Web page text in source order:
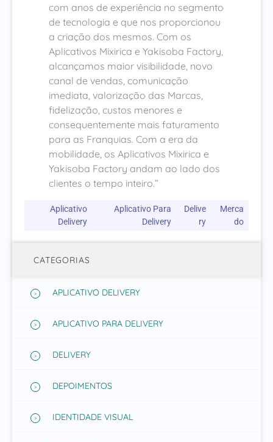
com anos de experiência no segmento
de tecnologia e que nos proporcionou
a criação dos mesmos. Com os
Aplicativos Mixirica e Yakisoba Factory,
alcançamos maior visibilidade, novo
canal de vendas, comunicação
imediata, valorização das Marcas,
fidelização, custos menores e
consequentemente mais faturamento
para as Franquias. Com a era da
mobilidade, os Aplicativos Mixirica e
Yakisoba Factory andam ao lado dos
clientes o tempo inteiro.”
Aplicativo
Delivery
Aplicativo Para
Delivery
Delive
Ry
Merca
Do
CATEGORIAS
APLICATIVO DELIVERY
APLICATIVO PARA DELIVERY
DELIVERY
DEPOIMENTOS
IDENTIDADE VISUAL